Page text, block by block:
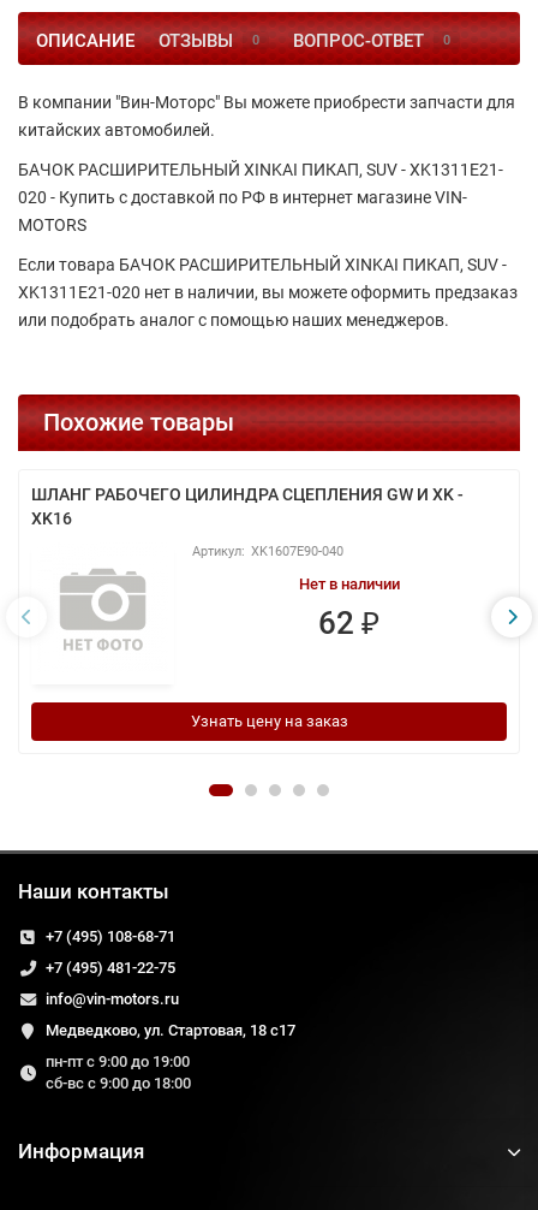
ОПИСАНИЕ ОТЗЫВЫ 0 ВОПРОС-ОТВЕТ 0
В компании "Вин-Моторс" Вы можете приобрести запчасти для
китайских автомобилей.
БАЧОК РАСШИРИТЕЛЬНЫЙ XINKAI ПИКАП, SUV - XK1311E21-
020 - Купить с доставкой по РФ в интернет магазине VIN-
MOTORS
Если товара БАЧОК РАСШИРИТЕЛЬНЫЙ XINKAI ПИКАП, SUV -
XK1311E21-020 нет в наличии, вы можете оформить предзаказ
или подобрать аналог с помощью наших менеджеров.
Похожие товары
ШЛАНГ РАБОЧЕГО ЦИЛИНДРА СЦЕПЛЕНИЯ GW И XK -
XK16
XK1607E90-040
Нет в наличии
62 ₽
Узнать цену на заказ
Наши контакты
+7 (495) 108-68-71
+7 (495) 481-22-75
info@vin-motors.ru
Медведково, ул. Стартовая, 18 с17
пн-пт с 9:00 до 19:00
сб-вс с 9:00 до 18:00
Информация